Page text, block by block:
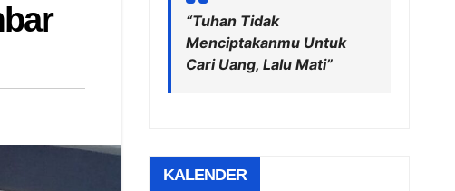
“Tuhan Tidak
Menciptakanmu Untuk
Cari Uang, Lalu Mati”
KALENDER